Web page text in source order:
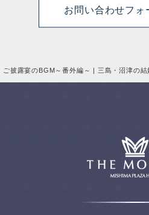
ご披露宴のBGM～番外編～ | 三島・沼津の
お問い合わせフォ